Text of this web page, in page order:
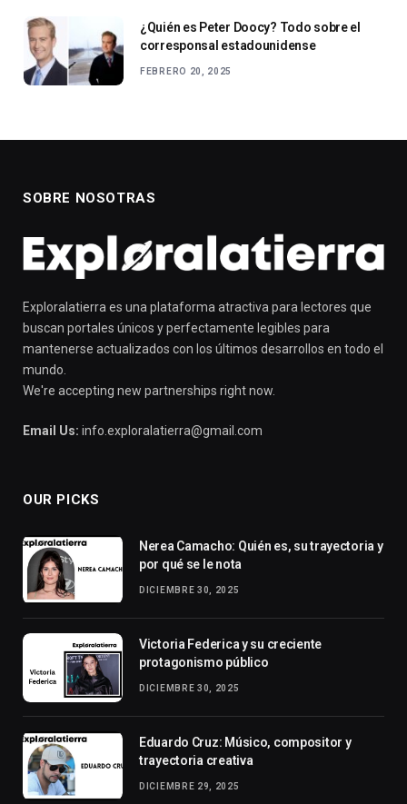
¿Quién es Peter Doocy? Todo sobre el
corresponsal estadounidense
FEBRERO 20, 2025
SOBRE NOSOTRAS
Exploralatierra es una plataforma atractiva para lectores que
buscan portales únicos y perfectamente legibles para
mantenerse actualizados con los últimos desarrollos en todo el
mundo.
We're accepting new partnerships right now.
Email Us: info.exploralatierra@gmail.com
OUR PICKS
Nerea Camacho: Quién es, su trayectoria y
por qué se le nota
DICIEMBRE 30, 2025
Victoria Federica y su creciente
protagonismo público
DICIEMBRE 30, 2025
Eduardo Cruz: Músico, compositor y
trayectoria creativa
DICIEMBRE 29, 2025